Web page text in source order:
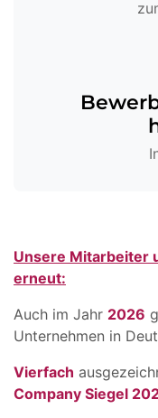
Unsere Mitarbeiter
erneut:
Auch im Jahr 2026
Unternehmen in
Vierfach
Company Siegel